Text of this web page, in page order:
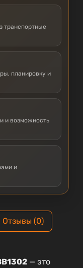
транспортные
планировку и
и возможность
и
Отзывы (0)
— это